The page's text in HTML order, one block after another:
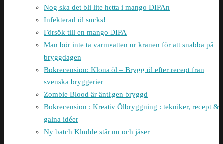
Nog ska det bli lite hetta i mango DIPAn
Infekterad öl sucks!
Försök till en mango DIPA
Man bör inte ta varmvatten ur kranen för att snabba på
bryggdagen
Bokrecension: Klona öl – Brygg öl efter recept från
svenska bryggerier
Zombie Blood är äntligen bryggd
Bokrecension : Kreativ Ölbryggning : tekniker, recept &
galna idéer
Ny batch Kludde står nu och jäser